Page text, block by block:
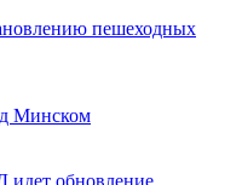
пешеходных
Минском
идет обновление